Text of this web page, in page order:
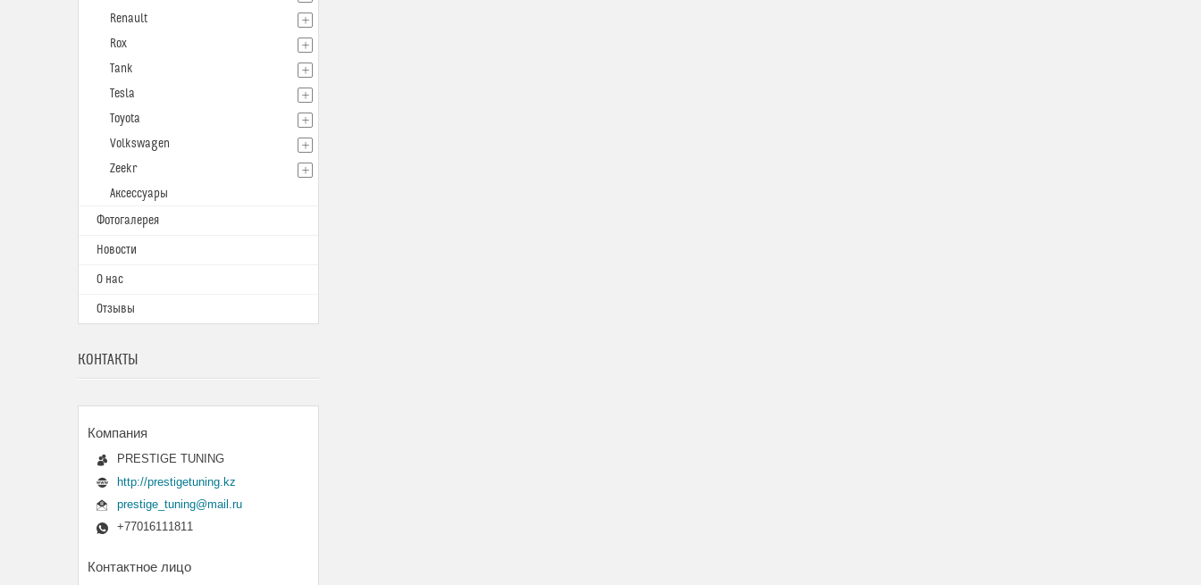
Renault
Rox
Tank
Tesla
Toyota
Volkswagen
Zeekr
Аксессуары
Фотогалерея
Новости
О нас
Отзывы
КОНТАКТЫ
PRESTIGE TUNING
http://prestigetuning.kz
prestige_tuning@mail.ru
+77016111811